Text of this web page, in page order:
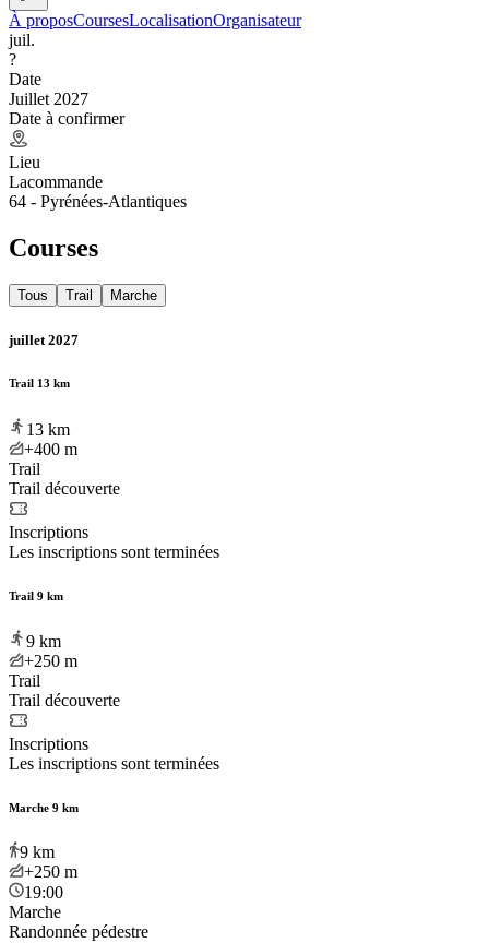
À proposCoursesLocalisationOrganisateur
juil.
?
Date
Juillet 2027
Date à confirmer
Lieu
Lacommande
64 - Pyrénées-Atlantiques
Courses
Tous Trail Marche
juillet 2027
Trail 13 km
13 km
+400 m
Trail
Trail découverte
Inscriptions
Les inscriptions sont terminées
Trail 9 km
9 km
+250 m
Trail
Trail découverte
Inscriptions
Les inscriptions sont terminées
Marche 9 km
9 km
+250 m
19:00
Marche
Randonnée pédestre